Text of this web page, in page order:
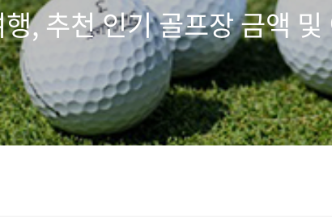
, 추천 인기 골프장 금액